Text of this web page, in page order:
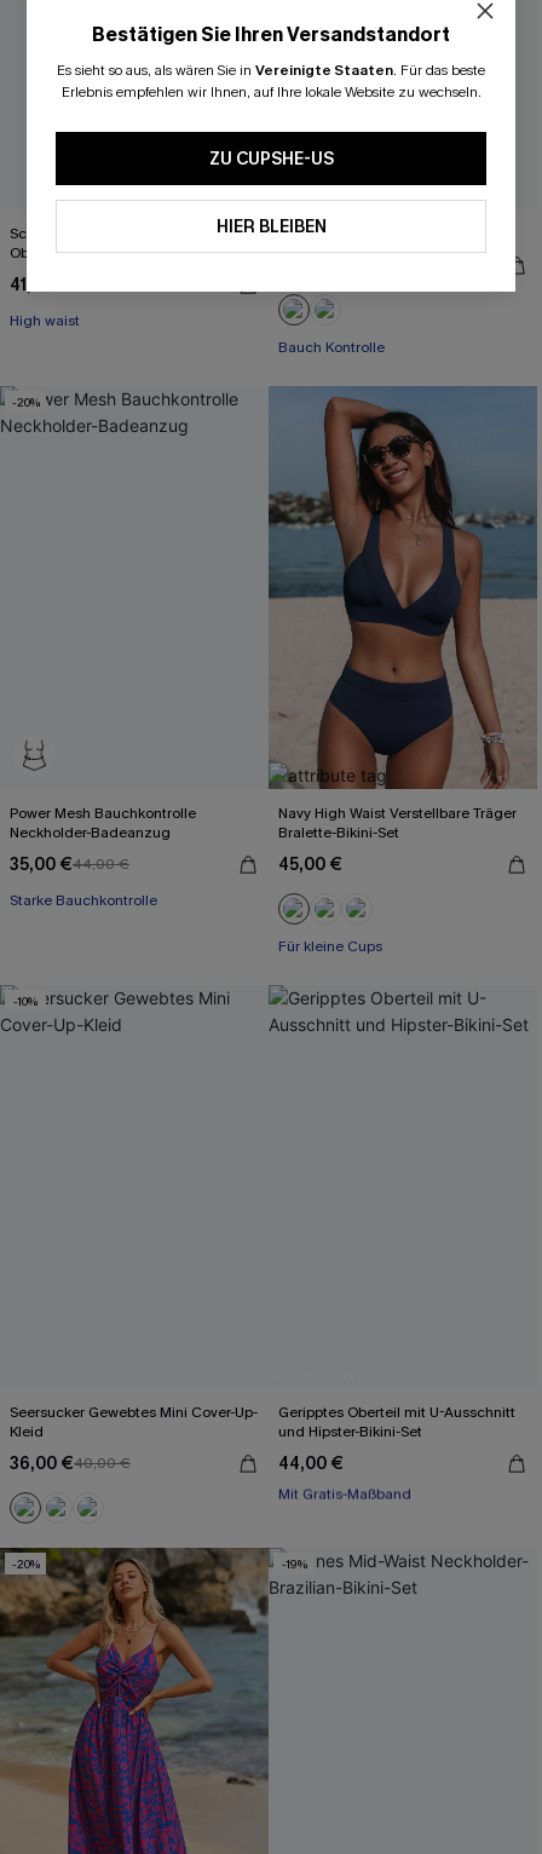
Schwarzes Schlüsselloch-Bikini-
Oberteil & High Rise Bikinihose
41,00 €
High waist
Floraler Twist Cutout Badeanzug
Bauch Kontrolle
-20%
Power Mesh Bauchkontrolle
Neckholder-Badeanzug
35,00 €44,00 €
Starke Bauchkontrolle
Navy High Waist Verstellbare Träger
Bralette-Bikini-Set
45,00 €
Für kleine Cups
-10%
Seersucker Gewebtes Mini Cover-Up-
Kleid
36,00 €40,00 €
Geripptes Oberteil mit U-Ausschnitt
und Hipster-Bikini-Set
44,00 €
Mit Gratis-Maßband
High waist
-20% -19%
Bestätigen Sie Ihren Versandstandort
Es sieht so aus, als wären Sie in Vereinigte Staaten. Für das beste
Erlebnis empfehlen wir Ihnen, auf Ihre lokale Website zu wechseln.
ZU CUPSHE-US
HIER BLEIBEN